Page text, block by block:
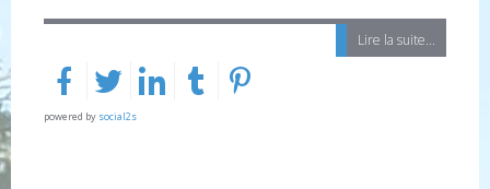
Lire la suite...
powered by social2s